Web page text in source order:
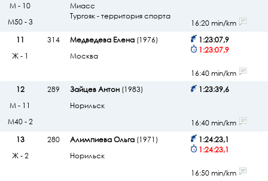
Миасс
Тургояк - территория спорта
М - 10
М50 - 3
16:20 min/km
11
314 Медведева Елена(1976)
Москва
1:23:07,9
1:23:07,9
Ж - 1
16:40 min/km
12
289 Зайцев Антон(1983)
Норильск
1:23:39,6
М - 11
М40 - 2
16:40 min/km
13
280 Алимпиева Ольга(1971)
Норильск
1:24:23,1
1:24:23,1
Ж - 2
16:50 min/km